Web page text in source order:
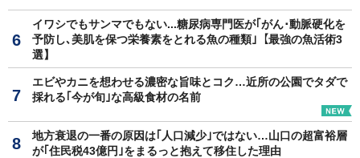
イワシでもサンマでもない...糖尿病専門医が｢がん･動脈硬化を
予防し､美肌を保つ栄養素をとれる魚の種類｣【最強の魚活術3
選】
エビやカニを想わせる濃密な旨味とコク…近所の公園でタダで
採れる｢今が旬｣な高級食材の名前
地方衰退の一番の原因は｢人口減少｣ではない…山口の超富裕層
が｢住民税43億円｣をまるっと抱えて移住した理由